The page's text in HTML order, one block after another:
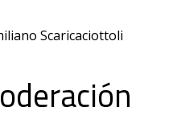
Scaricaciottoli